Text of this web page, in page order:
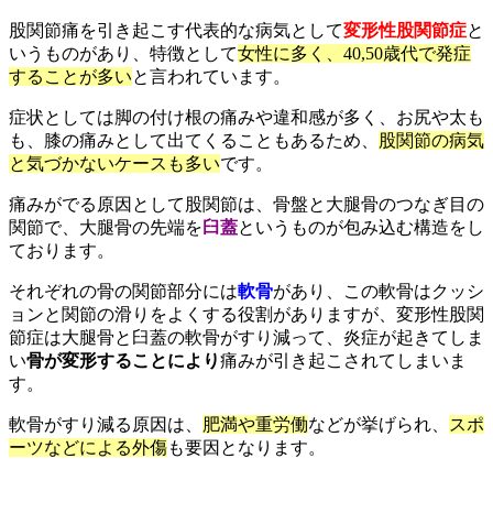
股関節痛を引き起こす代表的な病気として変形性股関節症と
いうものがあり、特徴として女性に多く、40,50歳代で発症
することが多いと言われています。
症状としては脚の付け根の痛みや違和感が多く、お尻や太も
も、膝の痛みとして出てくることもあるため、
股関節の病気
と気づかないケースも多いです。
痛みがでる原因として股関節は、骨盤と大腿骨のつなぎ目の
関節で、大腿骨の先端を 臼蓋というものが包み込む構造をし
ております。
それぞれの骨の関節部分には軟骨があり、この軟骨はクッシ
ョンと関節の滑りをよくする役割がありますが、変形性股関
節症は大腿骨と臼蓋の軟骨がすり減って、炎症が起きてしま
い骨が変形することにより痛みが引き起こされてしまいま
す。
軟骨がすり減る原因は、 肥満や重労働などが挙げられ、
スポ
ーツなどによる外傷も要因となります。